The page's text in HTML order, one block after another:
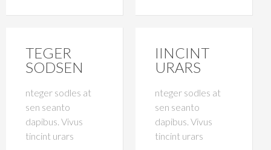
TEGER
SODSEN
nteger sodles at
sen seanto
dapibus. Vivus
tincint urars
IINCINT
URARS
nteger sodles at
sen seanto
dapibus. Vivus
tincint urars